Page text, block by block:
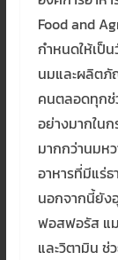
Food and
กำหนดให้เป็
นมและผลิตภั
คนตลอดทุกช่
อย่างมากใน
มากกว่านมห
อาหารที่มีแร่
นอกจากนี้ยัง
ฟอสฟอรัส แม
และวิตามิน ช่